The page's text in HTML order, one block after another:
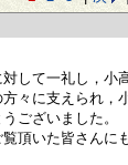
して一礼し，小
々に支えられ，
ございました。
頂いた皆さんに